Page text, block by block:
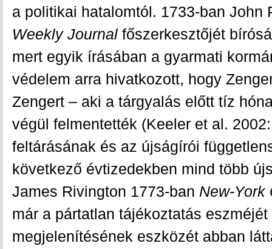
a politikai hatalomtól. 1733-ban John
Weekly Journal főszerkesztőjét
mert egyik írásában a gyarmati
védelem arra hivatkozott, hogy
Zengert – aki a tárgyalás előtt tíz
végül felmentették (Keeler et al.
feltárásának és az újságírói
következő évtizedekben mind több
James Rivington 1773-ban New-York
már a pártatlan tájékoztatás
megjelenítésének eszközét abban